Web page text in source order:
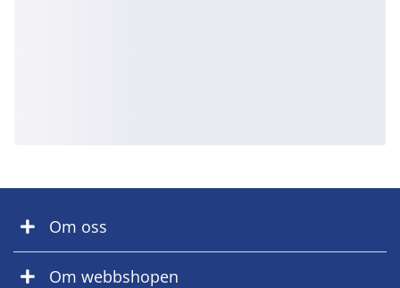
Om oss
Om webbshopen